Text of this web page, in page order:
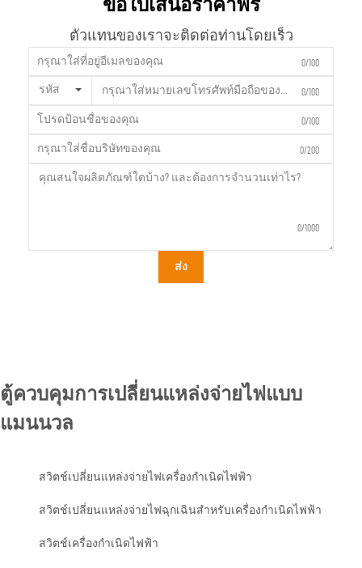
ขอใบเสนอราคาฟรี
ตัวแทนของเราจะติดต่อท่านโดยเร็ว
0/100
รหัส 0/100
0/100
0/200
0/1000
ส่ง
ตู้ควบคุมการเปลี่ยนแหล่งจ่ายไฟแบบ
แมนนวล
สวิตช์เปลี่ยนแหล่งจ่ายไฟเครื่องกำเนิดไฟฟ้า
สวิตช์เปลี่ยนแหล่งจ่ายไฟฉุกเฉินสำหรับเครื่องกำเนิดไฟฟ้า
สวิตช์เครื่องกำเนิดไฟฟ้า